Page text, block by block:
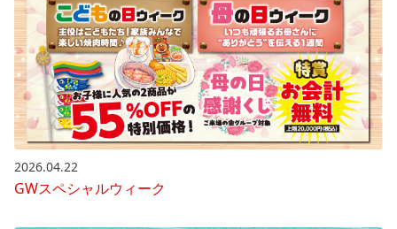
2026.04.22
GWスペシャルウィーク